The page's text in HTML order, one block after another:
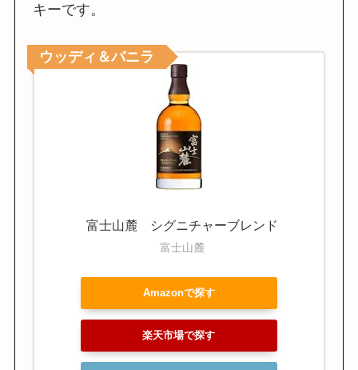
キーです。
富士山麓 シグニチャーブレンド
富士山麓
Amazonで探す
楽天市場で探す
ウッディ＆バニラ